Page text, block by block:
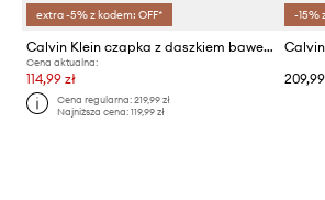
extra -5% z kodem: OFF*
Calvin Klein czapka z daszkiem bawełniana
Cena aktualna:
114,99 zł
Cena regularna:219,99 zł
Najniższa cena:119,99 zł
-15%